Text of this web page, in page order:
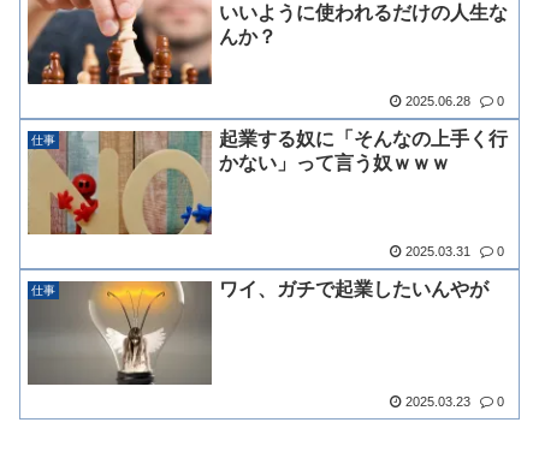
いいように使われるだけの人生な
んか？
2025.06.28 0
仕事
起業する奴に「そんなの上手く行
かない」って言う奴ｗｗｗ
2025.03.31 0
仕事 ワイ、ガチで起業したいんやが
2025.03.23 0